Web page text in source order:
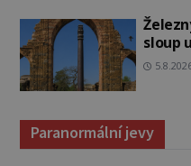
sloup
Paranormální jevy